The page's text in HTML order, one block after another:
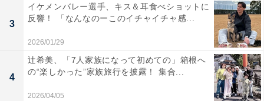
3
イケメンバレー選手、キス＆耳食べショットに
反響！ 「なんなのーこのイチャイチャ感...
2026/01/29
4
辻希美、「7人家族になって初めての」箱根へ
の“楽しかった”家族旅行を披露！ 集合...
2026/04/05